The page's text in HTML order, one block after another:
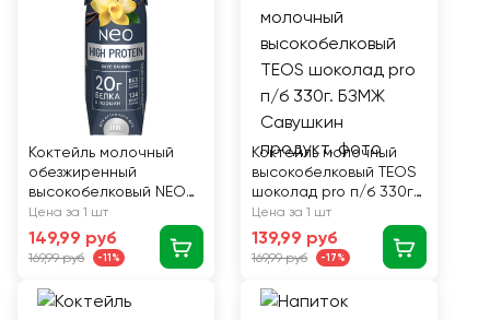
Коктейль молочный
обезжиренный
высокобелковый NEO
со вкусом ваниль 260г
БЗМЖ
Цена за 1 шт
149,99 руб
169,99 руб -11%
Коктейль молочный
высокобелковый TEOS
шоколад pro п/б 330г.
БЗМЖ Савушкин
продукт
Цена за 1 шт
139,99 руб
169,99 руб -17%